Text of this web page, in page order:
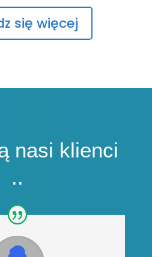
się więcej
nasi klienci
..